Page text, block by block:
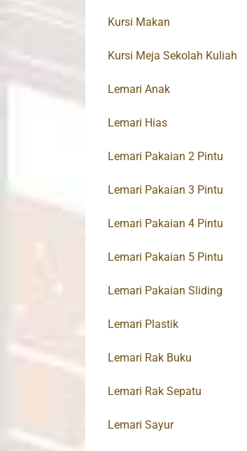
Kursi Makan
Kursi Meja Sekolah Kuliah
Lemari Anak
Lemari Hias
Lemari Pakaian 2 Pintu
Lemari Pakaian 3 Pintu
Lemari Pakaian 4 Pintu
Lemari Pakaian 5 Pintu
Lemari Pakaian Sliding
Lemari Plastik
Lemari Rak Buku
Lemari Rak Sepatu
Lemari Sayur